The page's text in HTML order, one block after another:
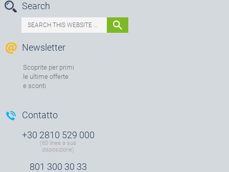
Search
Newsletter
Scoprite per primi
le ultime offerte
e sconti
Contatto
+30 2810 529 000
(60 linee a sua
disposizione)
801 300 30 33